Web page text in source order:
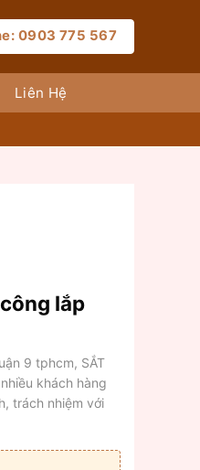
0903 775 567
Liên Hệ
lắp
9 tphcm, SẮT
khách hàng
trách nhiệm với